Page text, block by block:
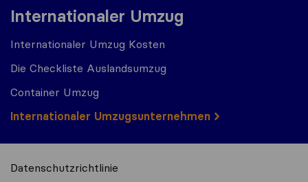
Internationaler Umzug
Internationaler Umzug Kosten
Die Checkliste Auslandsumzug
Container Umzug
Internationaler Umzugsunternehmen
Datenschutzrichtlinie